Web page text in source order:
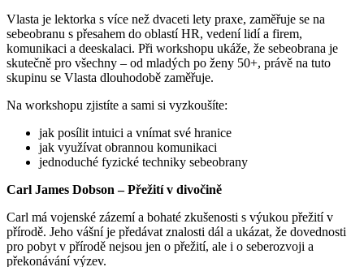
Vlasta je lektorka s více než dvaceti lety praxe, zaměřuje se na
sebeobranu s přesahem do oblastí HR, vedení lidí a firem,
komunikaci a deeskalaci. Při workshopu ukáže, že sebeobrana je
skutečně pro všechny – od mladých po ženy 50+, právě na tuto
skupinu se Vlasta dlouhodobě zaměřuje.
Na workshopu zjistíte a sami si vyzkoušíte:
jak posílit intuici a vnímat své hranice
jak využívat obrannou komunikaci
jednoduché fyzické techniky sebeobrany
Carl James Dobson – Přežití v divočině
Carl má vojenské zázemí a bohaté zkušenosti s výukou přežití v
přírodě. Jeho vášní je předávat znalosti dál a ukázat, že dovednosti
pro pobyt v přírodě nejsou jen o přežití, ale i o seberozvoji a
překonávání výzev.